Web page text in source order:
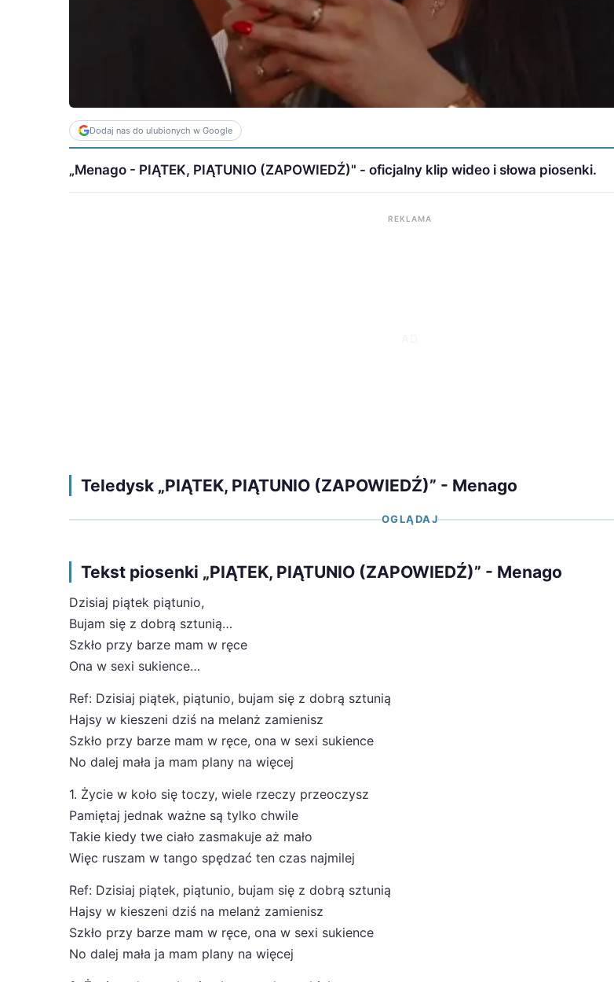
Dodaj nas do ulubionych w Google
„Menago - PIĄTEK, PIĄTUNIO (ZAPOWIEDŹ)" - oficjalny klip wideo i słowa piosenki.
REKLAMA
Teledysk „PIĄTEK, PIĄTUNIO (ZAPOWIEDŹ)” - Menago
OGLĄDAJ
Tekst piosenki „PIĄTEK, PIĄTUNIO (ZAPOWIEDŹ)” - Menago
Dzisiaj piątek piątunio,
Bujam się z dobrą sztunią…
Szkło przy barze mam w ręce
Ona w sexi sukience…
Ref: Dzisiaj piątek, piątunio, bujam się z dobrą sztunią
Hajsy w kieszeni dziś na melanż zamienisz
Szkło przy barze mam w ręce, ona w sexi sukience
No dalej mała ja mam plany na więcej
1. Życie w koło się toczy, wiele rzeczy przeoczysz
Pamiętaj jednak ważne są tylko chwile
Takie kiedy twe ciało zasmakuje aż mało
Więc ruszam w tango spędzać ten czas najmilej
Ref: Dzisiaj piątek, piątunio, bujam się z dobrą sztunią
Hajsy w kieszeni dziś na melanż zamienisz
Szkło przy barze mam w ręce, ona w sexi sukience
No dalej mała ja mam plany na więcej